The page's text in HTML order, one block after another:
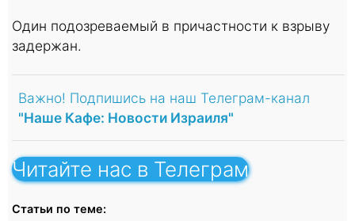
Один подозреваемый в причастности к взрыву
задержан.
Важно! Подпишись на наш Телеграм-канал
"Наше Кафе: Новости Израиля"
Читайте нас в Телеграм
Статьи по теме: